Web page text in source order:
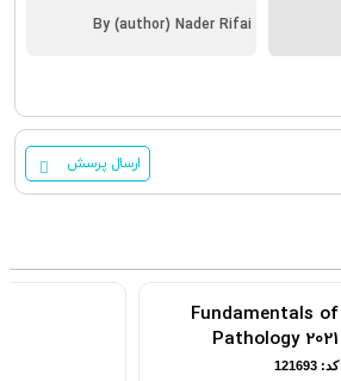
By (author) Nader Rifai
ارسال پرسش
Fundamentals of
Pathology 2021
کد: 121693